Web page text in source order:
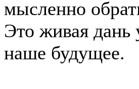
мысленно
Это живая дань
наше будущее.